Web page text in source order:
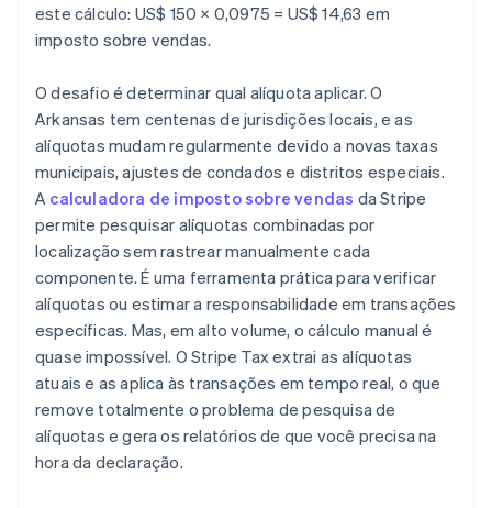
este cálculo: US$ 150 × 0,0975 = US$ 14,63 em
imposto sobre vendas.
O desafio é determinar qual alíquota aplicar. O
Arkansas tem centenas de jurisdições locais, e as
alíquotas mudam regularmente devido a novas taxas
municipais, ajustes de condados e distritos especiais.
A calculadora de imposto sobre vendas da Stripe
permite pesquisar alíquotas combinadas por
localização sem rastrear manualmente cada
componente. É uma ferramenta prática para verificar
alíquotas ou estimar a responsabilidade em transações
específicas. Mas, em alto volume, o cálculo manual é
quase impossível. O Stripe Tax extrai as alíquotas
atuais e as aplica às transações em tempo real, o que
remove totalmente o problema de pesquisa de
alíquotas e gera os relatórios de que você precisa na
hora da declaração.